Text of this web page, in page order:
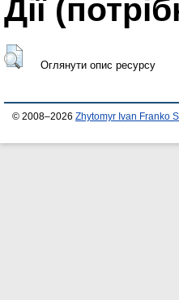
Дії
Оглянути опис ресурсу
© 2008–2026 Zhytomyr Ivan Franko